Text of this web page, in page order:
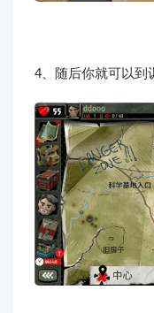
4、随后你就可以到